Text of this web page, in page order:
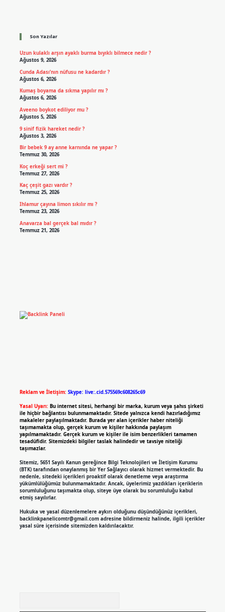
Son Yazılar
Uzun kulaklı arşın ayaklı burma bıyıklı bilmece nedir ?
Ağustos 9, 2026
Cunda Adası’nın nüfusu ne kadardır ?
Ağustos 6, 2026
Kumaş boyama da sıkma yapılır mı ?
Ağustos 6, 2026
Aveeno boykot ediliyor mu ?
Ağustos 5, 2026
9 sinif fizik hareket nedir ?
Ağustos 3, 2026
Bir bebek 9 ay anne karnında ne yapar ?
Temmuz 30, 2026
Koç erkeği sert mi ?
Temmuz 27, 2026
Kaç çeşit gazı vardır ?
Temmuz 25, 2026
Ihlamur çayına limon sıkılır mı ?
Temmuz 23, 2026
Anavarza bal gerçek bal mıdır ?
Temmuz 21, 2026
Reklam ve İletişim: Skype: live:.cid.575569c608265c69
Yasal Uyarı: Bu internet sitesi, herhangi bir marka, kurum veya şahıs şirketi
ile hiçbir bağlantısı bulunmamaktadır. Sitede yalnızca kendi hazırladığımız
makaleler paylaşılmaktadır. Burada yer alan içerikler haber niteliği
taşımamakta olup, gerçek kurum ve kişiler hakkında paylaşım
yapılmamaktadır. Gerçek kurum ve kişiler ile isim benzerlikleri tamamen
tesadüfidir. Sitemizdeki bilgiler taslak halindedir ve tavsiye niteliği
taşımazlar.
Sitemiz, 5651 Sayılı Kanun gereğince Bilgi Teknolojileri ve İletişim Kurumu
(BTK) tarafından onaylanmış bir Yer Sağlayıcı olarak hizmet vermektedir. Bu
nedenle, sitedeki içerikleri proaktif olarak denetleme veya araştırma
yükümlülüğümüz bulunmamaktadır. Ancak, üyelerimiz yazdıkları içeriklerin
sorumluluğunu taşımakta olup, siteye üye olarak bu sorumluluğu kabul
etmiş sayılırlar.
Hukuka ve yasal düzenlemelere aykırı olduğunu düşündüğünüz içerikleri,
backlinkpanelicomtr@gmail.comadresine bildirmeniz halinde, ilgili içerikler
yasal süre içerisinde sitemizden kaldırılacaktır.